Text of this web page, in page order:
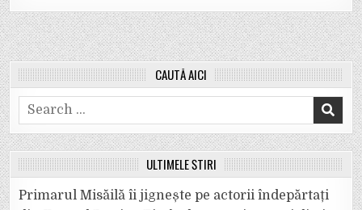
CAUTĂ AICI
Search
for:
ULTIMELE ȘTIRI
Primarul Misăilă îi jignește pe actorii îndepărtați